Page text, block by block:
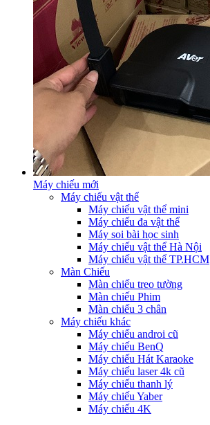
Máy chiếu mới
Máy chiếu vật thể
Máy chiếu vật thể mini
Máy chiếu đa vật thể
Máy soi bài học sinh
Máy chiếu vật thể Hà Nội
Máy chiếu vật thể TP.HCM
Màn Chiếu
Màn chiếu treo tường
Màn chiếu Phim
Màn chiếu 3 chân
Máy chiếu khác
Máy chiếu androi cũ
Máy chiếu BenQ
Máy chiếu Hát Karaoke
Máy chiếu laser 4k cũ
Máy chiếu thanh lý
Máy chiếu Yaber
Máy chiếu 4K